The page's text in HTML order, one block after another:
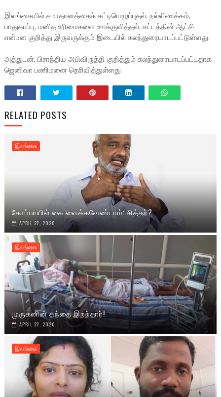
இலங்கையில் சமாதானத்தைக் கட்டியெழுப்புதல், நல்லிணக்கம்,
பாதுகாப்பு, மனித உரிமைகளை ஊக்குவித்தல், சட்டத்தின் ஆட்சி
என்பன குறித்து இருவருக்கும் இடையில் கலந்துரையாடப்பட்டுள்ளது.
அத்துடன், பிராந்திய அபிவிருத்தி குறித்தும் கலந்துரையாடப்பட்டதாக
ஜெனிவா பணிமனை தெரிவித்துள்ளது
RELATED POSTS
இலங்கை
கோப்பாயில் கை வைக்கவேண்டாம்: சித்தர்?
APRIL 27, 2020
இலங்கை
முருகனின் தந்தை இறந்தார்!
APRIL 27, 2020
இலங்கை